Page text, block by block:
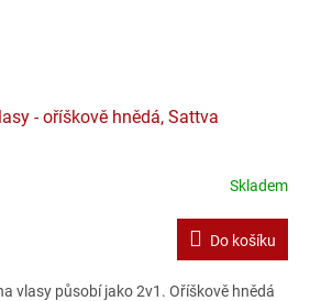
- oříškově hnědá, Sattva
Skladem
Do košíku
vlasy působí jako 2v1. Oříškově hnědá